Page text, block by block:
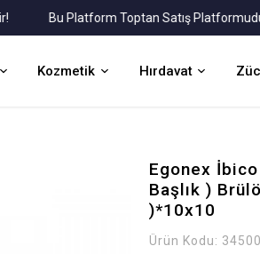
Bu Platform Toptan Satış Platformudur.
Kozmetik Hırdavat
Egonex
Başlık )
)*10x10
Ürün Kodu: 34500